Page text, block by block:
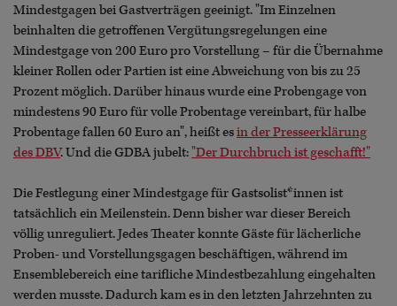
Mindestgagen bei Gastverträgen geeinigt. "Im Einzelnen
beinhalten die getroffenen Vergütungsregelungen eine
Mindestgage von 200 Euro pro Vorstellung – für die Übernahme
kleiner Rollen oder Partien ist eine Abweichung von bis zu 25
Prozent möglich. Darüber hinaus wurde eine Probengage von
mindestens 90 Euro für volle Probentage vereinbart, für halbe
Probentage fallen 60 Euro an", heißt esin der Presseerklärung
des DBV. Und die GDBA jubelt:"Der Durchbruch ist geschafft!"
Die Festlegung einer Mindestgage für Gastsolist*innen ist
tatsächlich ein Meilenstein. Denn bisher war dieser Bereich
völlig unreguliert. Jedes Theater konnte Gäste für lächerliche
Proben- und Vorstellungsgagen beschäftigen, während im
Ensemblebereich eine tarifliche Mindestbezahlung eingehalten
werden musste. Dadurch kam es in den letzten Jahrzehnten zu